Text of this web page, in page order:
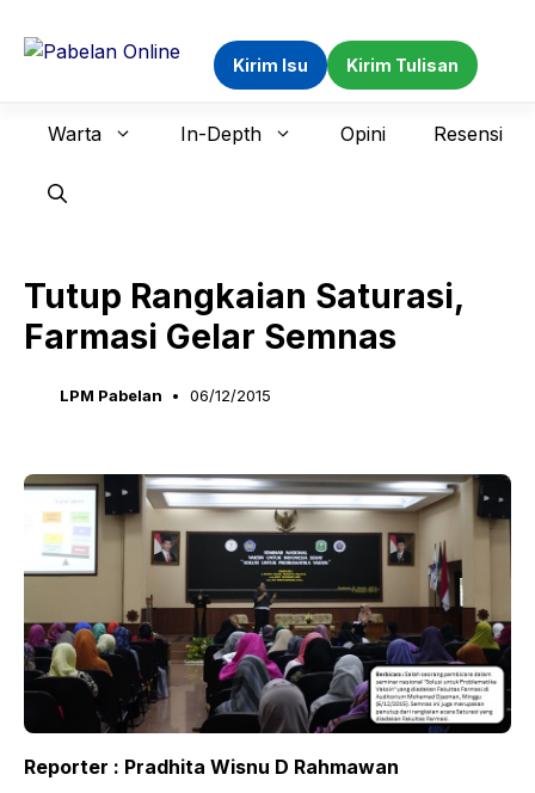
Kirim Isu Kirim Tulisan
Warta In-Depth Opini Resensi
Tutup Rangkaian Saturasi,
Farmasi Gelar Semnas
LPM Pabelan 06/12/2015
Reporter : Pradhita Wisnu D Rahmawan